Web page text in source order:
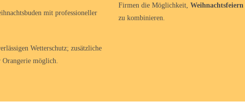
mit professioneller
Wetterschutz; zusätzliche
möglich.
Firmen die Möglichkeit, Weihnachtsfeiern
zu kombinieren.